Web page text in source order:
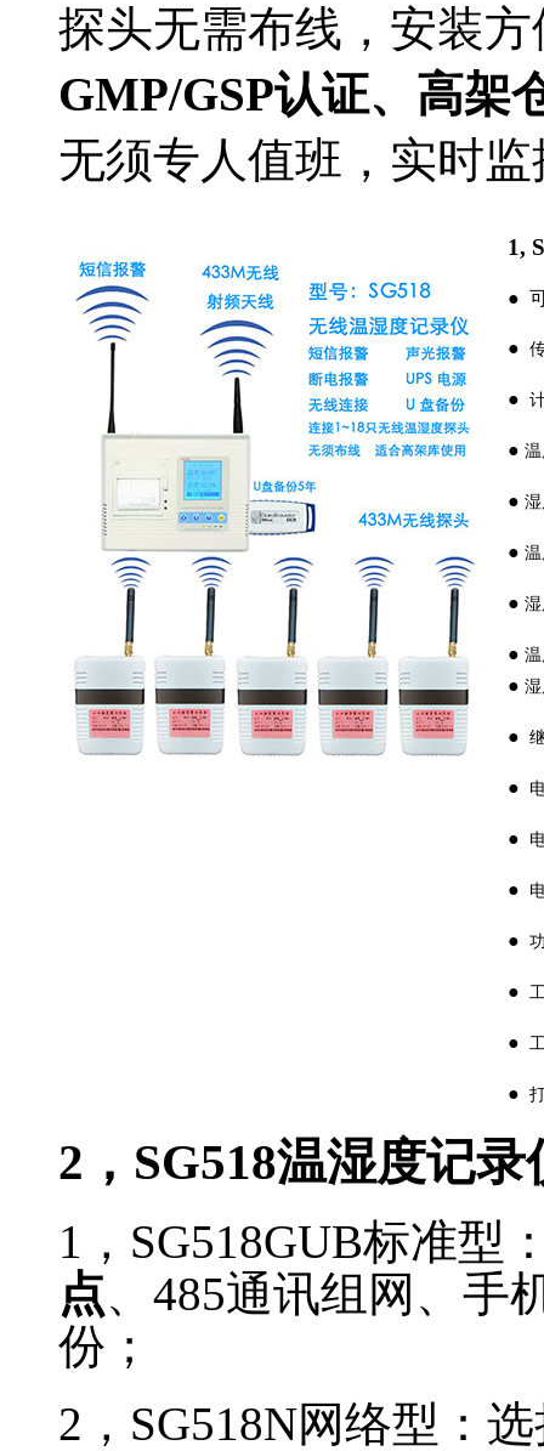
探头无需布线，安装
GMP/GSP认证、高架
无须专人值班，实时
1,
●
●
●
●
●
●
●
●
●
●
●
●
●
●
●
●
●
2 ， SG518温湿度记录
1 ，SG518GUB标准型
点、485通讯组网、手
份；
2 ，SG518N网络型：